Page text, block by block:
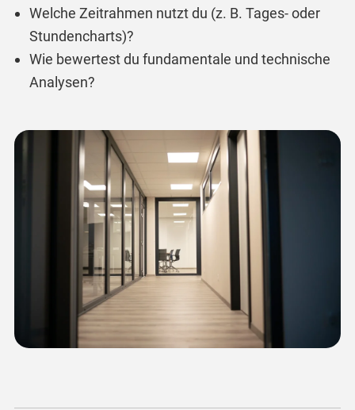
Welche Zeitrahmen nutzt du (z. B. Tages- oder
Stundencharts)?
Wie bewertest du fundamentale und technische
Analysen?